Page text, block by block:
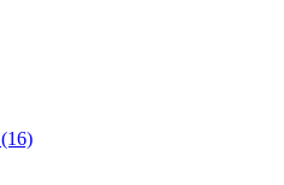
(16)